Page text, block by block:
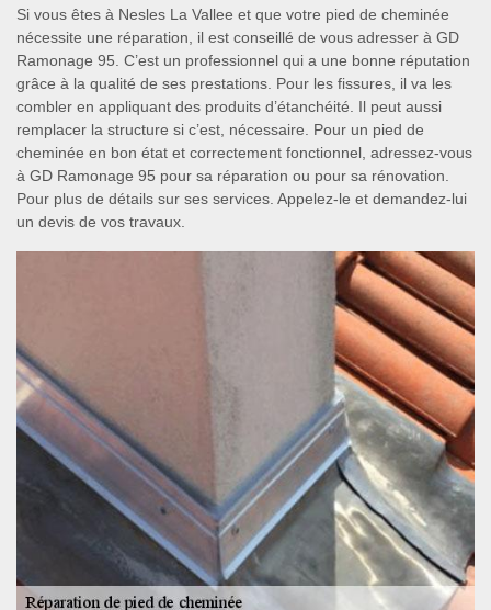
Si vous êtes à Nesles La Vallee et que votre pied de cheminée
nécessite une réparation, il est conseillé de vous adresser à GD
Ramonage 95. C’est un professionnel qui a une bonne réputation
grâce à la qualité de ses prestations. Pour les fissures, il va les
combler en appliquant des produits d’étanchéité. Il peut aussi
remplacer la structure si c’est, nécessaire. Pour un pied de
cheminée en bon état et correctement fonctionnel, adressez-vous
à GD Ramonage 95 pour sa réparation ou pour sa rénovation.
Pour plus de détails sur ses services. Appelez-le et demandez-lui
un devis de vos travaux.